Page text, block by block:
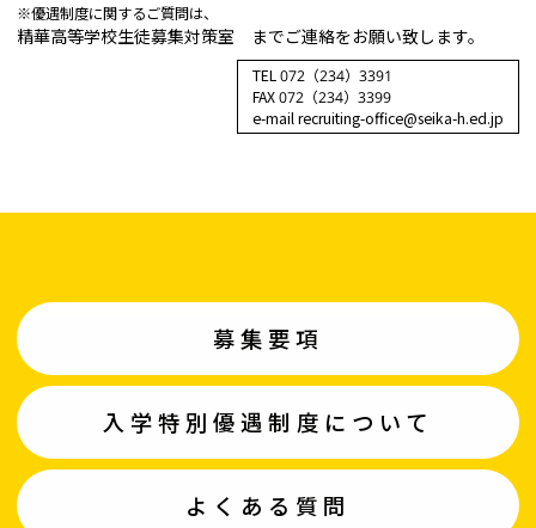
※優遇制度に関するご質問は、
精華高等学校生徒募集対策室 までご連絡をお願い致します。
TEL 072（234）3391
FAX 072（234）3399
e-mail recruiting-office@seika-h.ed.jp
募集要項
入学特別優遇制度について
よくある質問